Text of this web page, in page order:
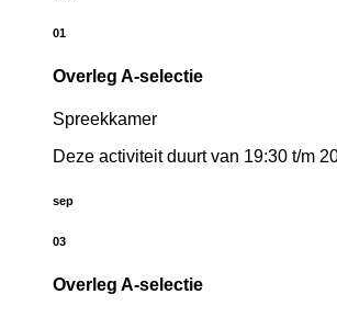
01
Overleg A-selectie
Spreekkamer
Deze activiteit duurt van 19:30 t/m
sep
03
Overleg A-selectie